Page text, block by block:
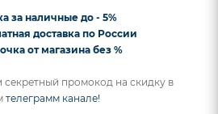
за наличные до - 5%
доставка по России
от магазина без %
секретный промокод на скидку в
телеграмм канале!